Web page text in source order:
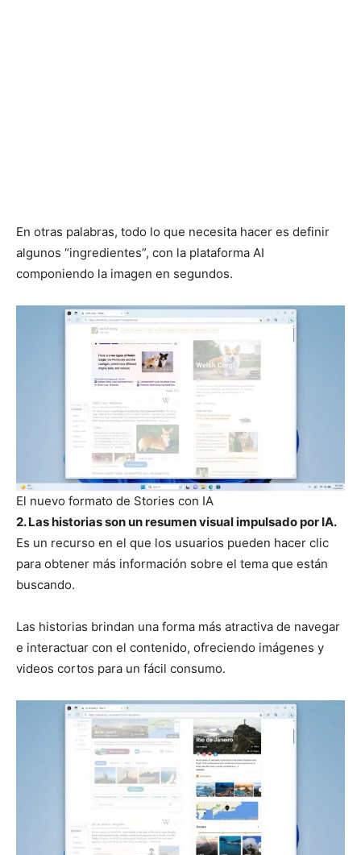
En otras palabras, todo lo que necesita hacer es definir
algunos “ingredientes”, con la plataforma AI
componiendo la imagen en segundos.
El nuevo formato de Stories con IA
2. Las historias son un resumen visual impulsado por IA.
Es un recurso en el que los usuarios pueden hacer clic
para obtener más información sobre el tema que están
buscando.
Las historias brindan una forma más atractiva de navegar
e interactuar con el contenido, ofreciendo imágenes y
videos cortos para un fácil consumo.